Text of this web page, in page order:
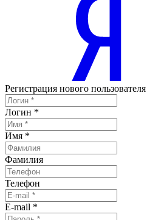
Регистрация нового пользователя
Логин *
Имя *
Фамилия
Телефон
E-mail *